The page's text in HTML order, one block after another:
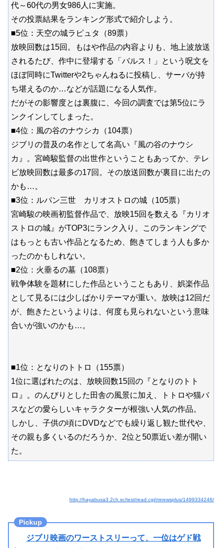
代～60代の男女986人に実施。
その投票結果をランキング形式で紹介しよう。
■5位：天空の城ラピュタ（89票）
放映回数は15回。もはや作品の内容よりも、地上波放送
されるたび、作中に登場する「バルス！」という呪文を
ほぼ同時にTwitterや2ちゃんねるに投稿し、サーバが持
ち堪えるのか…などが話題になる人気作。
だがその影響度とは裏腹に、今回の調査では第5位にラ
ンクインしてしまった。
■4位：風の谷のナウシカ（104票）
ジブリの普及の名作として名高い『風の谷のナウシ
カ』。宮崎駿監督の出世作ということもあってか、テレ
ビ放映回数は最多の17回。その放送回数が裏目に出たの
かも…。
■3位：ルパン三世 カリオストロの城（105票）
宮崎駿の映画初監督作品で、放映15回を数える『カリオ
ストロの城』がTOP3にランク入り。このランキングで
はもっとも古い作品となるため、飽きてしまう人も多か
ったのかもしれない。
■2位：火垂るの墓（108票）
戦争体験を題材にした作品ということもあり、娯楽作品
として見るには少しばかりテーマが重い。放映は12回だ
が、飽きたというよりは、何度も見られないという意味
合いが強いのかも…。
■1位：となりのトトロ（155票）
1位に選ばれたのは、放映回数15回の『となりのトト
ロ』。のんびりとした田舎の風景に加え、トトロや猫バ
スなどの愛らしいキャラクターが根強い人気の作品。
しかし、子供の頃にDVDなどでも繰り返し観た世代や、
その親も多くいるのだろうか、2位と50票近い差が開い
た。
http://hayabusa3.2ch.sc/test/read.cgi/mnewsplus/1499334246/
ジブリ映画のワーストスリーって、一位はゲド戦